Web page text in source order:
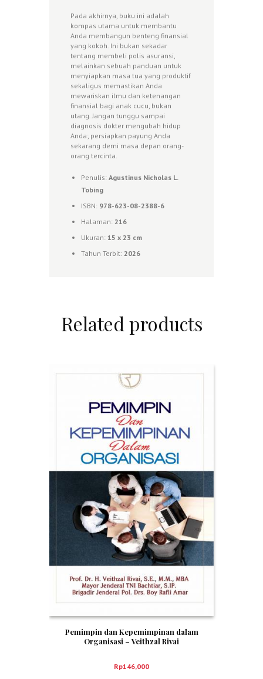
Pada akhirnya, buku ini adalah
kompas utama untuk membantu
Anda membangun benteng finansial
yang kokoh. Ini bukan sekadar
tentang membeli polis asuransi,
melainkan sebuah panduan untuk
menyiapkan masa tua yang produktif
sekaligus memastikan Anda
mewariskan ilmu dan ketenangan
finansial bagi anak cucu, bukan
utang. Jangan tunggu sampai
diagnosis dokter mengubah hidup
Anda; persiapkan payung Anda
sekarang demi masa depan orang-
orang tercinta.
Penulis: Agustinus Nicholas L.
Tobing
ISBN: 978-623-08-2388-6
Halaman: 216
Ukuran: 15 x 23 cm
Tahun Terbit: 2026
Related products
Pemimpin dan Kepemimpinan dalam
Organisasi – Veithzal Rivai
Rp146,000